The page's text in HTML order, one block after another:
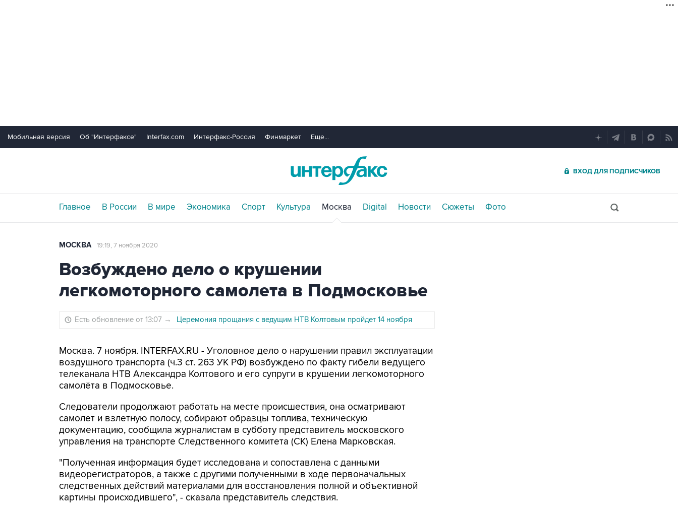
Мобильная версия Об "Интерфаксе" Interfax.com Интерфакс-Россия Финмаркет Еще...
ВХОД ДЛЯ ПОДПИСЧИКОВ
Главное В России В мире Экономика Спорт Культура Москва Digital Новости Сюжеты Фото
МОСКВА 19:19, 7 ноября 2020
Возбуждено дело о крушении
легкомоторного самолета в Подмосковье
Есть обновление от 13:07 → Церемония прощания с ведущим НТВ Колтовым пройдет 14 ноября
Москва. 7 ноября. INTERFAX.RU - Уголовное дело о нарушении правил эксплуатации
воздушного транспорта (ч.3 ст. 263 УК РФ) возбуждено по факту гибели ведущего
телеканала НТВ Александра Колтового и его супруги в крушении легкомоторного
самолёта в Подмосковье.
Следователи продолжают работать на месте происшествия, она осматривают
самолет и взлетную полосу, собирают образцы топлива, техническую
документацию, сообщила журналистам в субботу представитель московского
управления на транспорте Следственного комитета (СК) Елена Марковская.
"Полученная информация будет исследована и сопоставлена с данными
видеорегистраторов, а также с другими полученными в ходе первоначальных
следственных действий материалами для восстановления полной и объективной
картины происходившего", - сказала представитель следствия.